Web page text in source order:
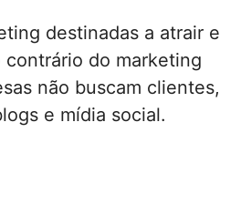
destinadas a atrair e
do marketing
não buscam clientes,
e mídia social.